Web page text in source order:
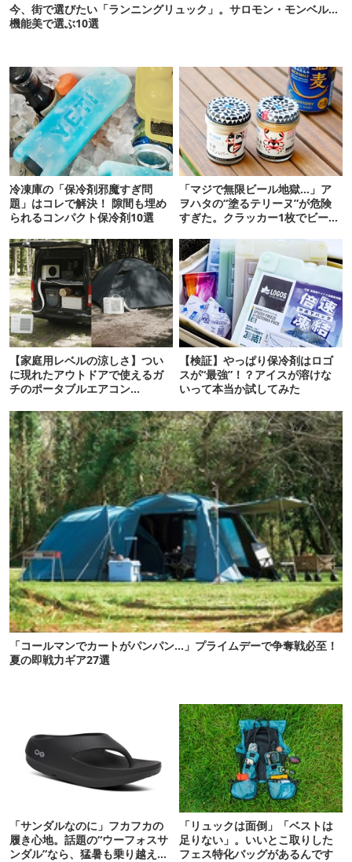
今、街で選びたい「ランニングリュック」。サロモン・モンベル…
機能美で選ぶ10選
冷凍庫の「保冷剤邪魔すぎ問
題」はコレで解決！ 隙間も埋め
られるコンパクト保冷剤10選
「マジで無限ビール地獄…」ア
ヲハタの“塗るテリーヌ”が危険
すぎた。クラッカー1枚でビール
【家庭用レベルの涼しさ】つい
に現れたアウトドアで使えるガ
チのポータブルエアコン
【検証】やっぱり保冷剤はロゴ
スが“最強”！？アイスが溶けな
いって本当か試してみた
「コールマンでカートがパンパン…」プライムデーで争奪戦必至！
夏の即戦力ギア27選
「サンダルなのに」フカフカの
履き心地。話題の“ウーフォスサ
ンダル”なら、猛暑も乗り越えら
「リュックは面倒」「ベストは
足りない」。いいとこ取りした
フェス特化バッグがあるんです